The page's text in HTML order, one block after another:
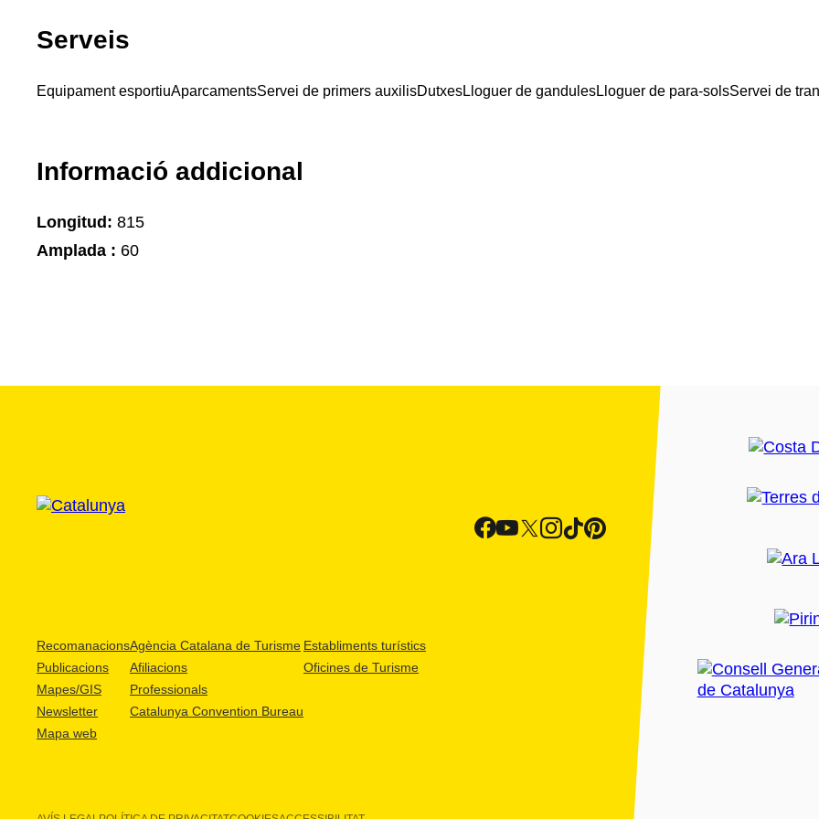
Serveis
Equipament esportiuAparcamentsServei de primers auxilisDutxesLloguer de gandulesLloguer de para-solsServei de
Informació addicional
Longitud: 815
Amplada : 60
Recomanacions
Publicacions
Mapes/GIS
Newsletter
Mapa web
Agència Catalana de Turisme
Afiliacions
Professionals
Catalunya Convention Bureau
Establiments turístics
Oficines de Turisme